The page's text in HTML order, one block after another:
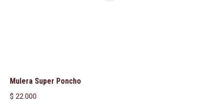
Mulera Super Poncho
$ 22.000